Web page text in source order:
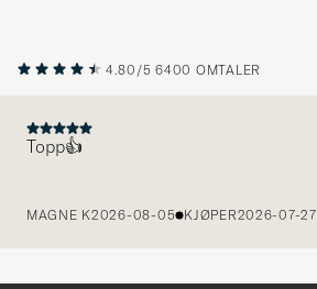
4.80/5 6400 OMTALER
Topp👍
MAGNE K2026-08-05 KJØPER2026-07-27